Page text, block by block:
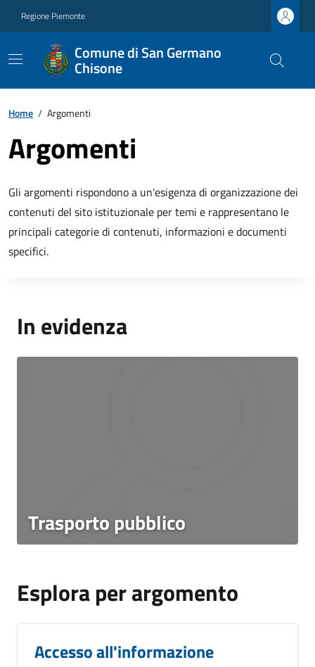
Regione Piemonte
Comune di San Germano
Chisone
Home / Argomenti
Argomenti
Gli argomenti rispondono a un'esigenza di organizzazione dei
contenuti del sito istituzionale per temi e rappresentano le
principali categorie di contenuti, informazioni e documenti
specifici.
In evidenza
Trasporto pubblico
Esplora per argomento
Accesso all'informazione